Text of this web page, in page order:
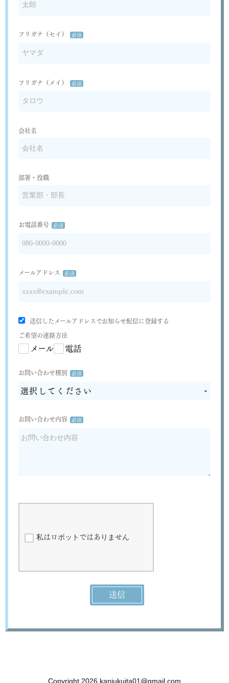
Copyright 2026 kanjukujta01@gmail.com